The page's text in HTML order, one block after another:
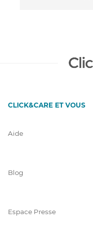
CLICK&CARE ET VOUS
Aide
Blog
Espace Presse